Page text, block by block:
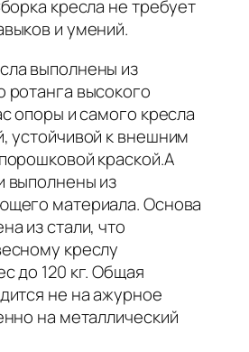
кресла не требует
и умений.
выполнены из
ротанга высокого
опоры и самого кресла
устойчивой к внешним
краской.А
выполнены из
материала. Основа
из стали, что
креслу
до 120 кг. Общая
не на ажурное
на металлический